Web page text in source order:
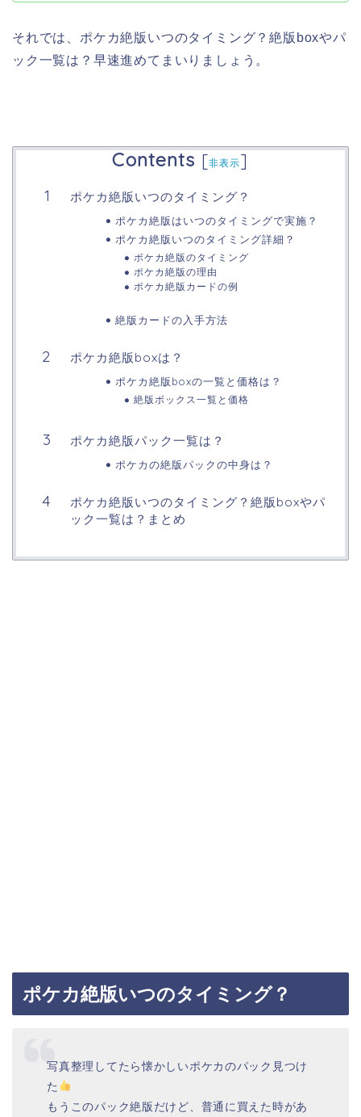
それでは、ポケカ絶版いつのタイミング？絶版boxやパ
ック一覧は？早速進めてまいりましょう。
Contents [非表示]
ポケカ絶版いつのタイミング？
ポケカ絶版はいつのタイミングで実施？
ポケカ絶版いつのタイミング詳細？
ポケカ絶版のタイミング
ポケカ絶版の理由
ポケカ絶版カードの例
絶版カードの入手方法
ポケカ絶版boxは？
ポケカ絶版boxの一覧と価格は？
絶版ボックス一覧と価格
ポケカ絶版パック一覧は？
ポケカの絶版パックの中身は？
ポケカ絶版いつのタイミング？絶版boxやパ
ック一覧は？まとめ
ポケカ絶版いつのタイミング？
写真整理してたら懐かしいポケカのパック見つけ
た
もうこのパック絶版だけど、普通に買えた時があ